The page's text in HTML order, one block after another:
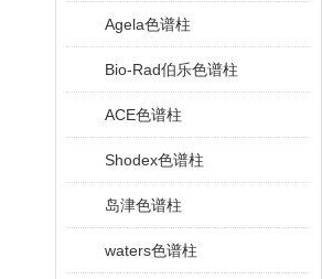
Agela色谱柱
Bio-Rad伯乐色谱柱
ACE色谱柱
Shodex色谱柱
岛津色谱柱
waters色谱柱